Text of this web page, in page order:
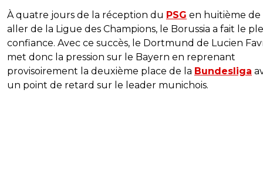
À quatre jours de la réception du PSG en huitième de
aller de la Ligue des Champions, le Borussia a fait le
confiance. Avec ce succès, le Dortmund de Lucien
met donc la pression sur le Bayern en reprenant
provisoirement la deuxième place de la Bundesliga
un point de retard sur le leader munichois.